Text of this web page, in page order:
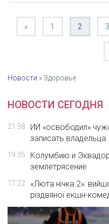
« 1 2 3
Новости » Здоровье
НОВОСТИ СЕГОДНЯ
21:38
ИИ «освободил»
записать владельца
19:35
Колумбию и
землетрясение
17:22
«Люта нічка 2»:
різдвяної екшн-